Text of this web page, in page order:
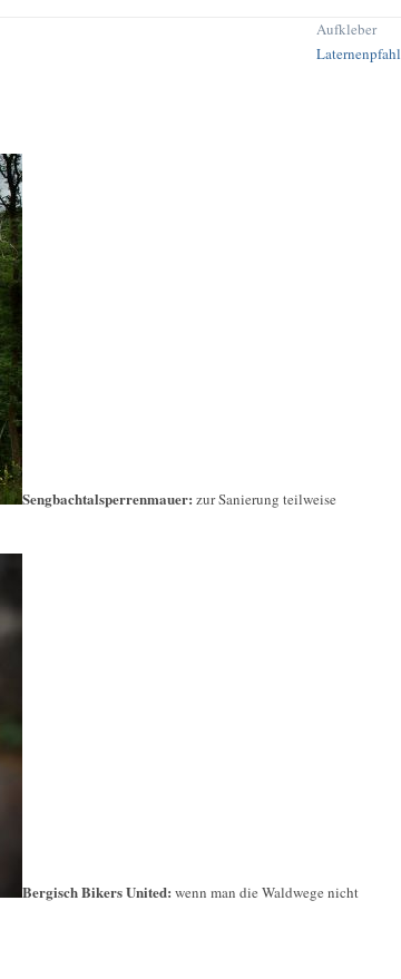
Aufkleber
Laternenpfahl
Sengbachtalsperrenmauer: zur Sanierung teilweise
Bergisch Bikers United: wenn man die Waldwege nicht